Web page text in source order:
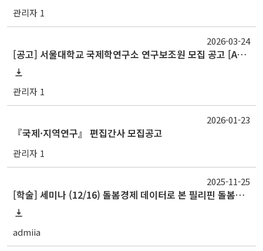
관리자 1
[공고] 서울대학교 국제학연구소 연구보조원 모집 공고 [Announcement] Recruitment of Research Assistant at the IIA, SNU
관리자 1
2026-03-24
『국제·지역연구』 편집간사 모집공고
관리자 1
2026-01-23
[학술] 세미나 (12/16) 돌봄경제 데이터로 본 필리핀 돌봄의 주요 현안(Pressing Care Issues in the Philippines: What Care Economy Tells Us)
admiia
2025-11-25